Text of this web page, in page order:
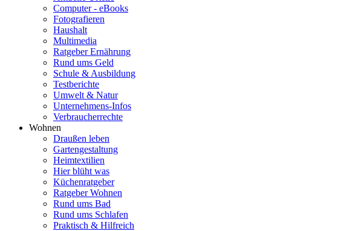
Computer - eBooks
Fotografieren
Haushalt
Multimedia
Ratgeber Ernährung
Rund ums Geld
Schule & Ausbildung
Testberichte
Umwelt & Natur
Unternehmens-Infos
Verbraucherrechte
Wohnen
Draußen leben
Gartengestaltung
Heimtextilien
Hier blüht was
Küchenratgeber
Ratgeber Wohnen
Rund ums Bad
Rund ums Schlafen
Praktisch & Hilfreich